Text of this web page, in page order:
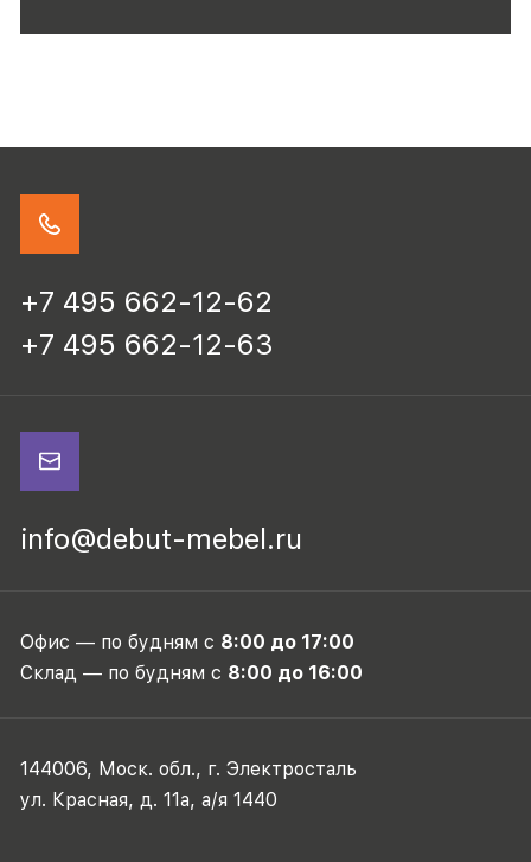
+7 495 662-12-62
+7 495 662-12-63
info@debut-mebel.ru
Офис — по будням с 8:00 до 17:00
Склад — по будням с 8:00 до 16:00
144006, Моск. обл., г. Электросталь
ул. Красная, д. 11а, а/я 1440